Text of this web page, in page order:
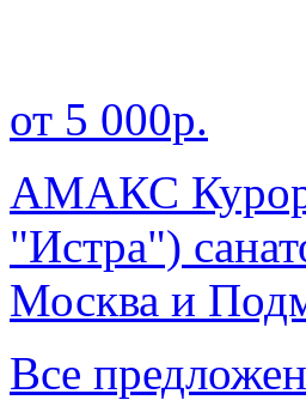
от 5 000р.
АМАКС
"Истра")
Москва и
Все